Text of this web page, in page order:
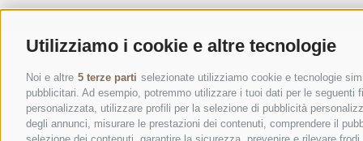
Utilizziamo i cookie e altre tecnologie
Noi e altre 5 terze parti selezionate utilizziamo cookie e tecnologie
pubblicitari. Ad esempio, potremmo utilizzare i tuoi dati per le
personalizzata, utilizzare profili per la selezione di pubblicità
degli annunci, misurare le prestazioni dei contenuti, comprendere il
CONTATTI